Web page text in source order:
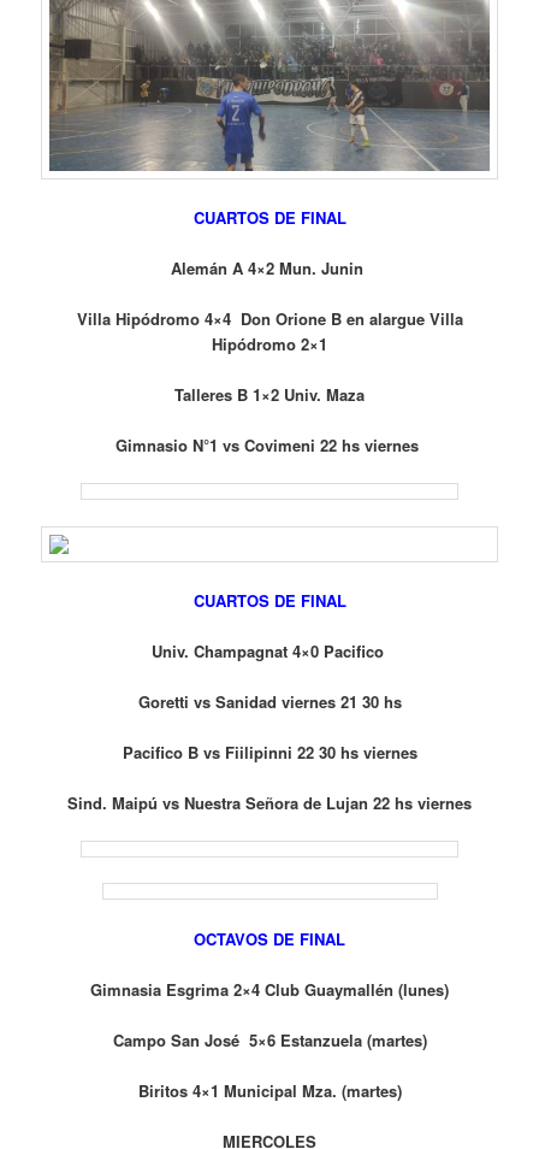
CUARTOS DE FINAL
Alemán A 4×2 Mun. Junin
Villa Hipódromo 4×4 Don Orione B en alargue Villa
Hipódromo 2×1
Talleres B 1×2 Univ. Maza
Gimnasio N°1 vs Covimeni 22 hs viernes
CUARTOS DE FINAL
Univ. Champagnat 4×0 Pacifico
Goretti vs Sanidad viernes 21 30 hs
Pacifico B vs Fiilipinni 22 30 hs viernes
Sind. Maipú vs Nuestra Señora de Lujan 22 hs viernes
OCTAVOS DE FINAL
Gimnasia Esgrima 2×4 Club Guaymallén (lunes)
Campo San José 5×6 Estanzuela (martes)
Biritos 4×1 Municipal Mza. (martes)
MIERCOLES